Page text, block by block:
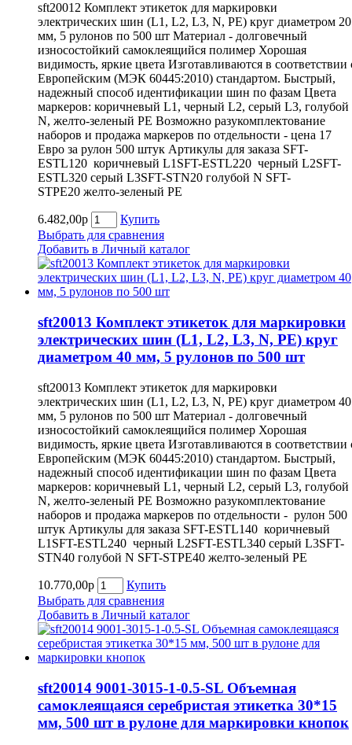
sft20012 Комплект этикеток для маркировки
электрических шин (L1, L2, L3, N, PE) круг диаметром 20
мм, 5 рулонов по 500 шт Материал - долговечный
износостойкий самоклеящийся полимер Хорошая
видимость, яркие цвета Изготавливаются в соответствии
Европейским (МЭК 60445:2010) стандартом. Быстрый,
надежный способ идентификации шин по фазам Цвета
маркеров: коричневый L1, черный L2, серый L3, голубой
N, желто-зеленый PE Возможно разукомплектование
наборов и продажа маркеров по отдельности - цена 17
Евро за рулон 500 штук Артикулы для заказа SFT-
ESTL120 коричневый L1SFT-ESTL220 черный L2SFT-
ESTL320 серый L3SFT-STN20 голубой N SFT-
STPE20 желто-зеленый PE
6.482,00р
Купить
Выбрать для сравнения
Добавить в Личный каталог
sft20013 Комплект этикеток для маркировки
электрических шин (L1, L2, L3, N, PE) круг
диаметром 40 мм, 5 рулонов по 500 шт
sft20013 Комплект этикеток для маркировки
электрических шин (L1, L2, L3, N, PE) круг диаметром 40
мм, 5 рулонов по 500 шт Материал - долговечный
износостойкий самоклеящийся полимер Хорошая
видимость, яркие цвета Изготавливаются в соответствии
Европейским (МЭК 60445:2010) стандартом. Быстрый,
надежный способ идентификации шин по фазам Цвета
маркеров: коричневый L1, черный L2, серый L3, голубой
N, желто-зеленый PE Возможно разукомплектование
наборов и продажа маркеров по отдельности - рулон 500
штук Артикулы для заказа SFT-ESTL140 коричневый
L1SFT-ESTL240 черный L2SFT-ESTL340 серый L3SFT-
STN40 голубой N SFT-STPE40 желто-зеленый PE
10.770,00р
Купить
Выбрать для сравнения
Добавить в Личный каталог
sft20014 9001-3015-1-0.5-SL Объемная
самоклеящаяся серебристая этикетка 30*15
мм, 500 шт в рулоне для маркировки кнопок